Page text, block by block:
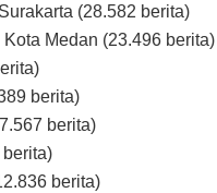
(28.582 berita)
Medan (23.496 berita)
berita)
berita)
berita)